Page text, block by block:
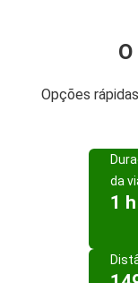
Opções
da
1